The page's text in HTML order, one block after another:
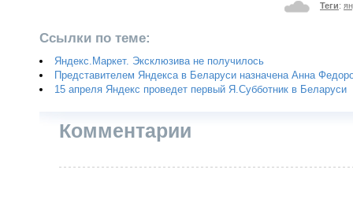
Теги:
Ссылки по теме:
Яндекс.Маркет. Эксклюзива не получилось
Представителем Яндекса в Беларуси назначена Анна
15 апреля Яндекс проведет первый Я.Субботник в Беларуси
Комментарии